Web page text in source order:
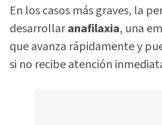
En los casos más graves, la
desarrollaranafilaxia, una
que avanza rápidamente y
si no recibe atención